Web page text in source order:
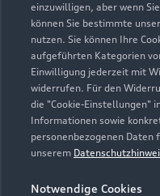
einzuwilligen, aber wenn
können Sie bestimmte
nutzen. Sie können Ihre
aufgeführten Kategorien
Einwilligung jederzeit mit
widerrufen. Für den
die "Cookie-Einstellungen"
Informationen sowie
personenbezogenen Daten
unserem
Notwendige Cookies
Stuttgarter
73614
07181 40920
vw-
Kontaktdaten